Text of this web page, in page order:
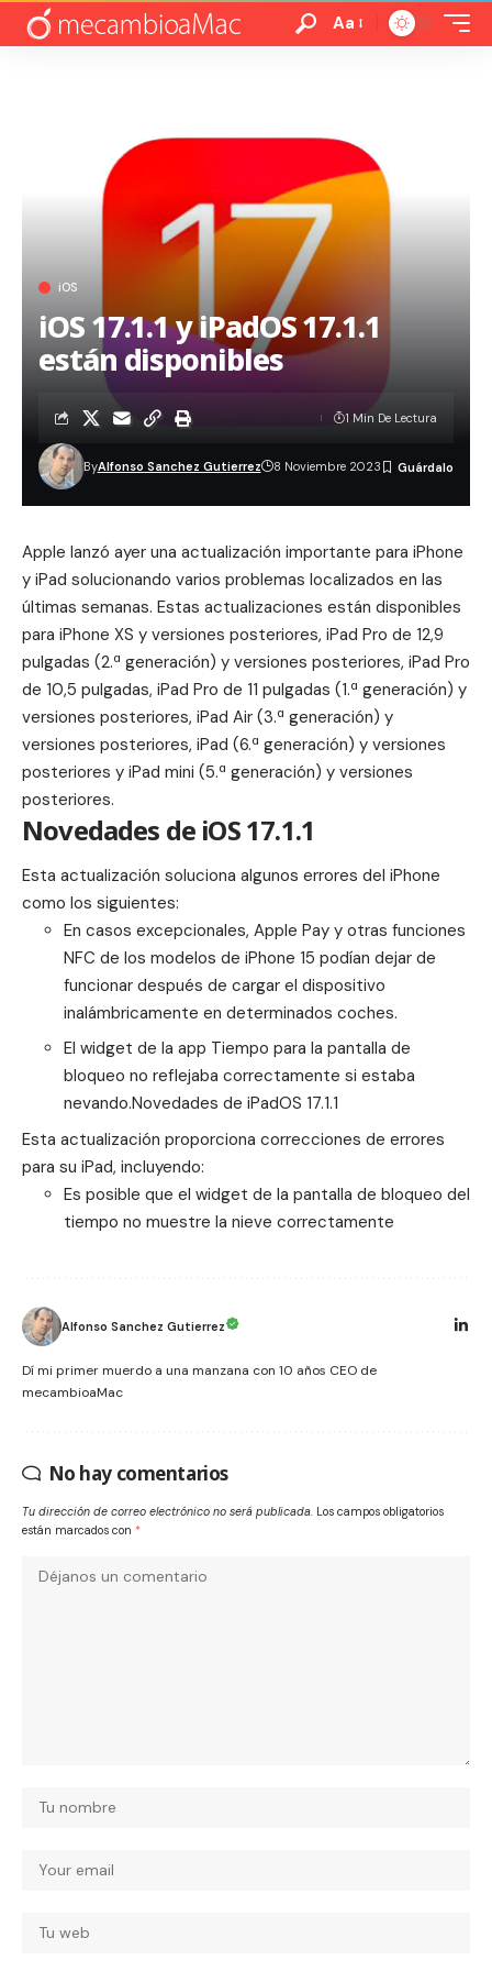
Aa
iOS
iOS 17.1.1 y iPadOS 17.1.1
están disponibles
ByAlfonso Sanchez Gutierrez 8 Noviembre 2023
1 Min De Lectura
Apple lanzó ayer una actualización importante para iPhone
y iPad solucionando varios problemas localizados en las
últimas semanas. Estas actualizaciones están disponibles
para iPhone XS y versiones posteriores, iPad Pro de 12,9
pulgadas (2.ª generación) y versiones posteriores, iPad Pro
de 10,5 pulgadas, iPad Pro de 11 pulgadas (1.ª generación) y
versiones posteriores, iPad Air (3.ª generación) y
versiones posteriores, iPad (6.ª generación) y versiones
posteriores y iPad mini (5.ª generación) y versiones
posteriores.
Novedades de iOS 17.1.1
Esta actualización soluciona algunos errores del iPhone
como los siguientes:
En casos excepcionales, Apple Pay y otras funciones
NFC de los modelos de iPhone 15 podían dejar de
funcionar después de cargar el dispositivo
inalámbricamente en determinados coches.
El widget de la app Tiempo para la pantalla de
bloqueo no reflejaba correctamente si estaba
nevando.Novedades de iPadOS 17.1.1
Esta actualización proporciona correcciones de errores
para su iPad, incluyendo:
Es posible que el widget de la pantalla de bloqueo del
tiempo no muestre la nieve correctamente
Alfonso Sanchez Gutierrez
Dí mi primer muerdo a una manzana con 10 años CEO de
mecambioaMac
No hay comentarios
Tu dirección de correo electrónico no será publicada. Los campos obligatorios
están marcados con *